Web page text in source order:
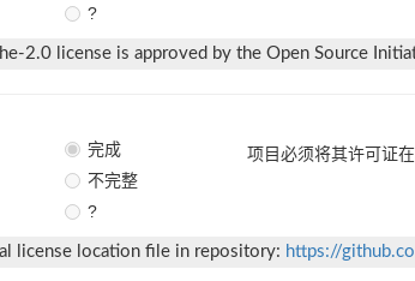
?
2.0 license is approved by the Open Source
完成
不完整
?
项目必须将其许可证
license location file in repository: https://